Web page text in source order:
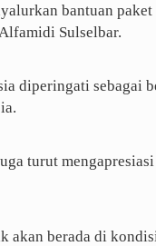
bantuan
Sulselbar.
diperingati sebagai
turut
akan berada di